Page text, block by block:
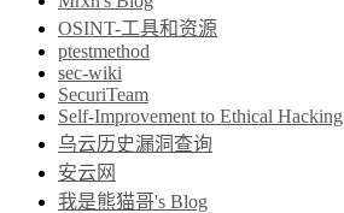
OSINT-工具和资源
ptestmethod
sec-wiki
SecuriTeam
Self-Improvement to Ethical Hacking
乌云历史漏洞查询
安云网
我是熊猫哥's Blog